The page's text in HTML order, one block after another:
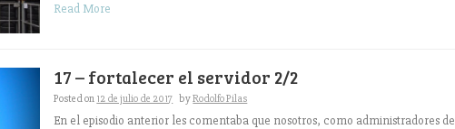
Read More
17 – fortalecer el servidor 2/2
Posted on 12 de julio de 2017 byRodolfo Pilas
En el episodio anterior les comentaba que nosotros, como administradores de